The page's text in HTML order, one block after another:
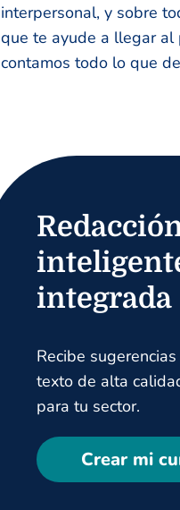
interpersonal, y sobre
que te ayude a llegar al
contamos todo lo que
integrada
Recibe
texto de alta
para tu sector.
Crear mi